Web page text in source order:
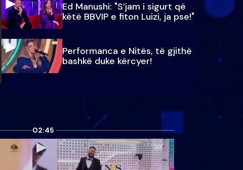
Ed Manushi: "S’jam i sigurt që
këtë BBVIP e fiton Luizi, ja pse!"
Performanca e Nitës, të gjithë
bashkë duke kërcyer!
02:45